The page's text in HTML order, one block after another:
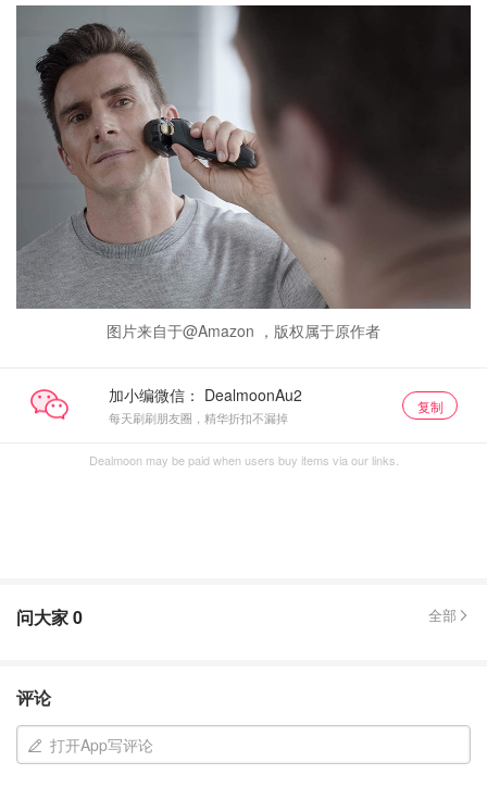
图片来自于@Amazon ，版权属于原作者
加小编微信：
每天刷刷朋友圈，精华折扣不漏掉
复制
Dealmoon may be paid when users buy items via our links.
问大家0 全部
评论
打开App写评论